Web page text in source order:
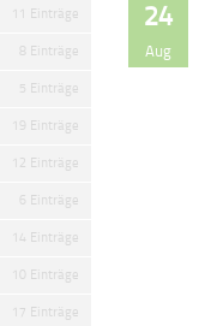
24
Aug
11 Einträge
8 Einträge
5 Einträge
19 Einträge
12 Einträge
6 Einträge
14 Einträge
10 Einträge
17 Einträge